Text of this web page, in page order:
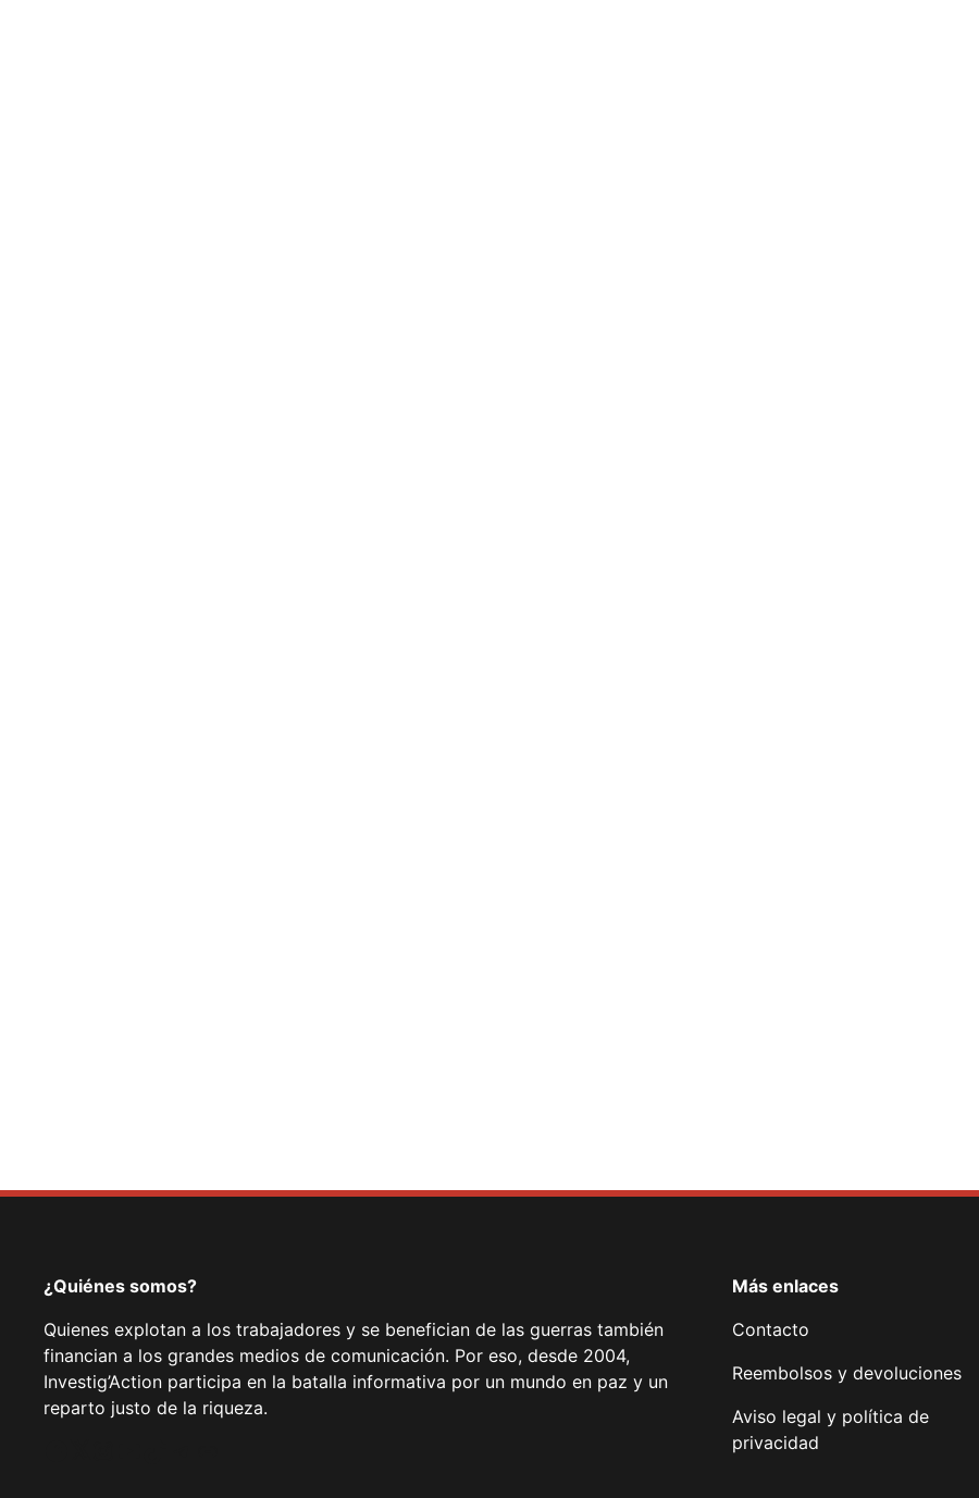
¿Quiénes somos?
Quienes explotan a los trabajadores y se benefician de las guerras también
financian a los grandes medios de comunicación. Por eso, desde 2004,
Investig’Action participa en la batalla informativa por un mundo en paz y un
reparto justo de la riqueza.
Más enlaces
Contacto
Reembolsos y devoluciones
Aviso legal y política de
privacidad